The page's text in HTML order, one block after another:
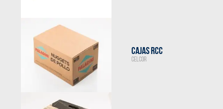
CAJAS RCC
CELCOR